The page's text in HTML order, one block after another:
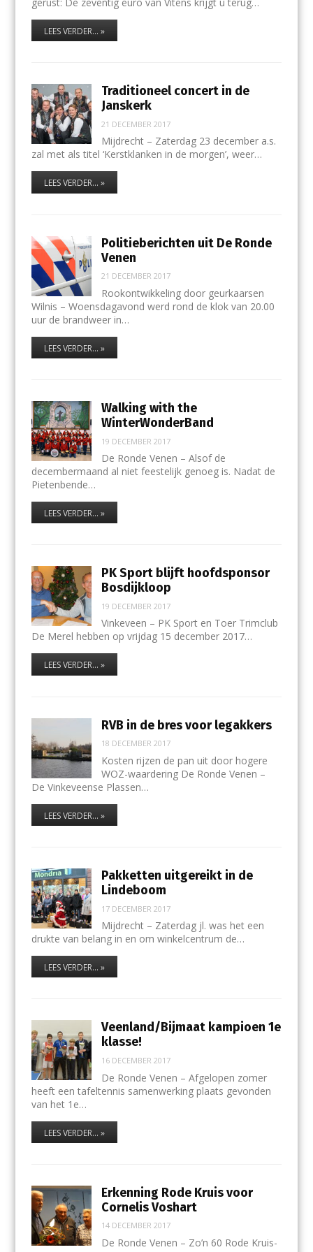
LEES VERDER... »
Traditioneel concert in de
Janskerk
21 DECEMBER 2017
Mijdrecht – Zaterdag 23 december a.s.
zal met als titel ‘Kerstklanken in de morgen’, weer…
LEES VERDER... »
Politieberichten uit De Ronde
Venen
21 DECEMBER 2017
Rookontwikkeling door geurkaarsen
Wilnis – Woensdagavond werd rond de klok van 20.00
uur de brandweer in…
LEES VERDER... »
Walking with the
WinterWonderBand
19 DECEMBER 2017
De Ronde Venen – Alsof de
decembermaand al niet feestelijk genoeg is. Nadat de
Pietenbende…
LEES VERDER... »
PK Sport blijft hoofdsponsor
Bosdijkloop
19 DECEMBER 2017
Vinkeveen – PK Sport en Toer Trimclub
De Merel hebben op vrijdag 15 december 2017…
LEES VERDER... »
RVB in de bres voor legakkers
18 DECEMBER 2017
Kosten rijzen de pan uit door hogere
WOZ-waardering De Ronde Venen –
De Vinkeveense Plassen…
LEES VERDER... »
Pakketten uitgereikt in de
Lindeboom
17 DECEMBER 2017
Mijdrecht – Zaterdag jl. was het een
drukte van belang in en om winkelcentrum de…
LEES VERDER... »
Veenland/Bijmaat kampioen 1e
klasse!
16 DECEMBER 2017
De Ronde Venen – Afgelopen zomer
heeft een tafeltennis samenwerking plaats gevonden
van het 1e…
LEES VERDER... »
Erkenning Rode Kruis voor
Cornelis Voshart
14 DECEMBER 2017
De Ronde Venen – Zo’n 60 Rode Kruis-